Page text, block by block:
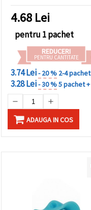
4.68 Lei
pentru 1 pachet
REDUCERI
PENTRU CANTITATE
3.74 Lei- 20 % 2-4 pachet
3.28 Lei- 30 %5 pachet +
ADAUGA IN COS